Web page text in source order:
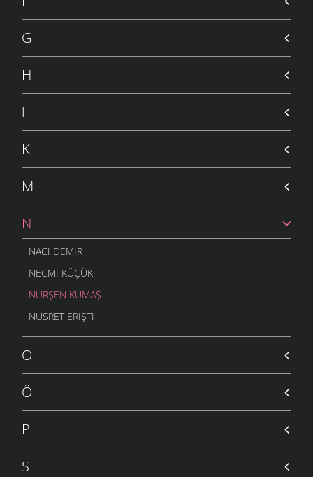
G
H
i
K
M
N
NACI DEMIR
NECMI KÜÇÜK
NURŞEN KUMAŞ
NUSRET ERIŞTI
O
Ö
P
S